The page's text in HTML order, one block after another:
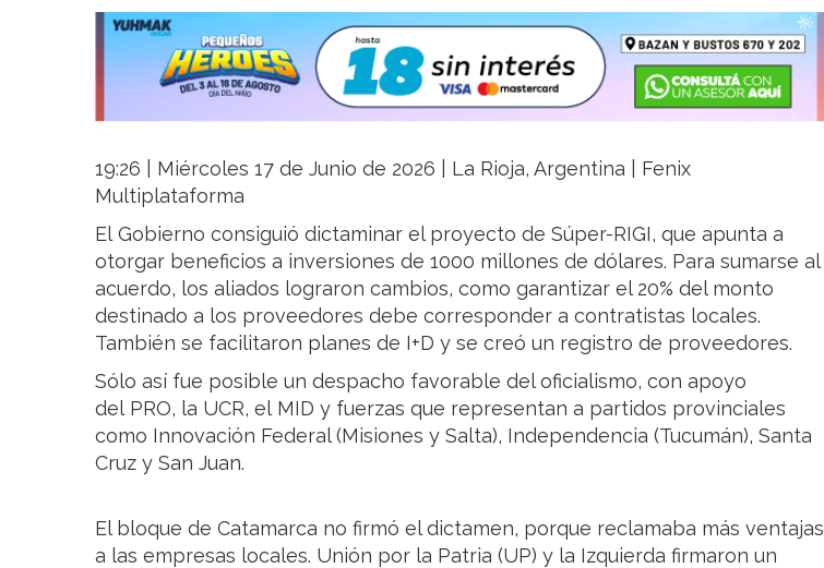
19:26 | Miércoles 17 de Junio de 2026 | La Rioja, Argentina | Fenix
Multiplataforma
El Gobierno consiguió dictaminar el proyecto de Súper-RIGI, que apunta a
otorgar beneficios a inversiones de 1000 millones de dólares. Para sumarse al
acuerdo, los aliados lograron cambios, como garantizar el 20% del monto
destinado a los proveedores debe corresponder a contratistas locales.
También se facilitaron planes de I+D y se creó un registro de proveedores.
Sólo así fue posible un despacho favorable del oficialismo, con apoyo
del PRO, la UCR, el MID y fuerzas que representan a partidos provinciales
como Innovación Federal (Misiones y Salta), Independencia (Tucumán), Santa
Cruz y San Juan.
El bloque de Catamarca no firmó el dictamen, porque reclamaba más ventajas
a las empresas locales. Unión por la Patria (UP) y la Izquierda firmaron un